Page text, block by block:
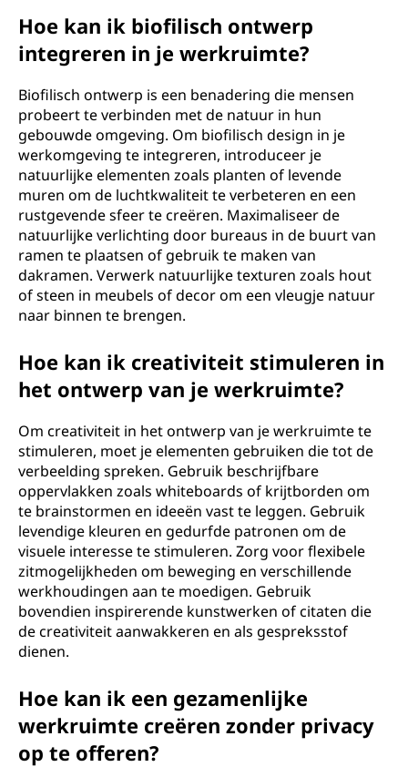
Hoe kan ik biofilisch ontwerp
integreren in je werkruimte?
Biofilisch ontwerp is een benadering die mensen
probeert te verbinden met de natuur in hun
gebouwde omgeving. Om biofilisch design in je
werkomgeving te integreren, introduceer je
natuurlijke elementen zoals planten of levende
muren om de luchtkwaliteit te verbeteren en een
rustgevende sfeer te creëren. Maximaliseer de
natuurlijke verlichting door bureaus in de buurt van
ramen te plaatsen of gebruik te maken van
dakramen. Verwerk natuurlijke texturen zoals hout
of steen in meubels of decor om een vleugje natuur
naar binnen te brengen.
Hoe kan ik creativiteit stimuleren in
het ontwerp van je werkruimte?
Om creativiteit in het ontwerp van je werkruimte te
stimuleren, moet je elementen gebruiken die tot de
verbeelding spreken. Gebruik beschrijfbare
oppervlakken zoals whiteboards of krijtborden om
te brainstormen en ideeën vast te leggen. Gebruik
levendige kleuren en gedurfde patronen om de
visuele interesse te stimuleren. Zorg voor flexibele
zitmogelijkheden om beweging en verschillende
werkhoudingen aan te moedigen. Gebruik
bovendien inspirerende kunstwerken of citaten die
de creativiteit aanwakkeren en als gespreksstof
dienen.
Hoe kan ik een gezamenlijke
werkruimte creëren zonder privacy
op te offeren?